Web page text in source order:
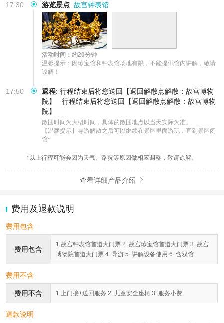
17:30 游览景点: 故宫钟表馆
活动时间：约20分钟
️温馨提示：因珍宝馆和钟表馆场地有限，不能提供馆内讲解，敬请
谅解！
17:50 返程: 行程结束后将您送回【返回解散点解散：故宫博物
院】
行程结束后将您送回【返回解散点解散：故宫博物
院】
散团时间为大概时间，具体的散团地点以当天实际为准。
【温馨提示】导游解散之后可以继续在景区里面游玩，直到景区闭
馆~
*以上行程可能会因为天气、路况等原因做相应调整，敬请谅解。
查看详细产品介绍 
费用及退款说明
费用包含
费用包含
1.故宫钟表馆首道大门票 2. 故宫珍宝馆首道大门票 3. 故宫
博物院首道大门票 4. 导游 5. 讲解设备使用 6. 含双馆
费用不含
费用不含 1.上门接+送回服务 2. 儿童安全座椅 3. 服务小费
退款说明